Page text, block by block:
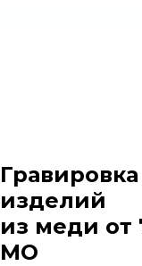
изделий
из меди от
МО